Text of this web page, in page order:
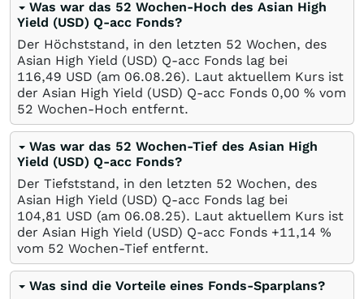
Was war das 52 Wochen-Hoch des Asian High
Yield (USD) Q-acc Fonds?
Der Höchststand, in den letzten 52 Wochen, des
Asian High Yield (USD) Q-acc Fonds lag bei
116,49 USD (am 06.08.26). Laut aktuellem Kurs ist
der Asian High Yield (USD) Q-acc Fonds 0,00 % vom
52 Wochen-Hoch entfernt.
Was war das 52 Wochen-Tief des Asian High
Yield (USD) Q-acc Fonds?
Der Tiefststand, in den letzten 52 Wochen, des
Asian High Yield (USD) Q-acc Fonds lag bei
104,81 USD (am 06.08.25). Laut aktuellem Kurs ist
der Asian High Yield (USD) Q-acc Fonds +11,14 %
vom 52 Wochen-Tief entfernt.
Was sind die Vorteile eines Fonds-Sparplans?